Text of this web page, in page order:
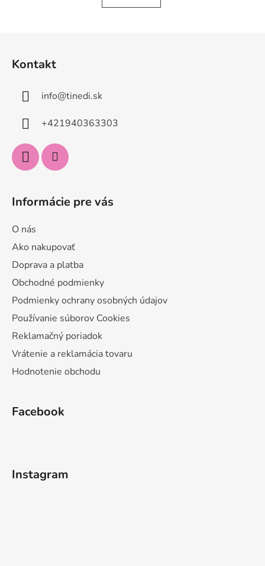
Kontakt
info@tinedi.sk
+421940363303
Informácie pre vás
O nás
Ako nakupovať
Doprava a platba
Obchodné podmienky
Podmienky ochrany osobných údajov
Používanie súborov Cookies
Reklamačný poriadok
Vrátenie a reklamácia tovaru
Hodnotenie obchodu
Facebook
Instagram